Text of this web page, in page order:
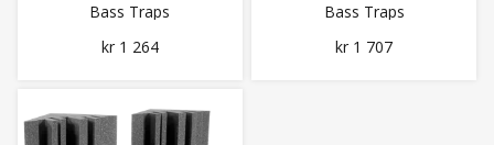
Bass Traps
kr 1 264
Bass Traps
kr 1 707